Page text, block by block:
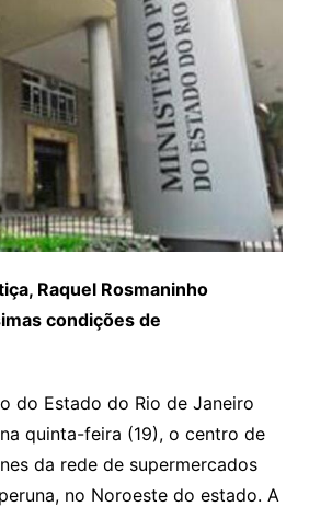
Raquel Rosmaninho
condições de
do Estado do Rio de Janeiro
quinta-feira (19), o centro de
da rede de supermercados
no Noroeste do estado. A